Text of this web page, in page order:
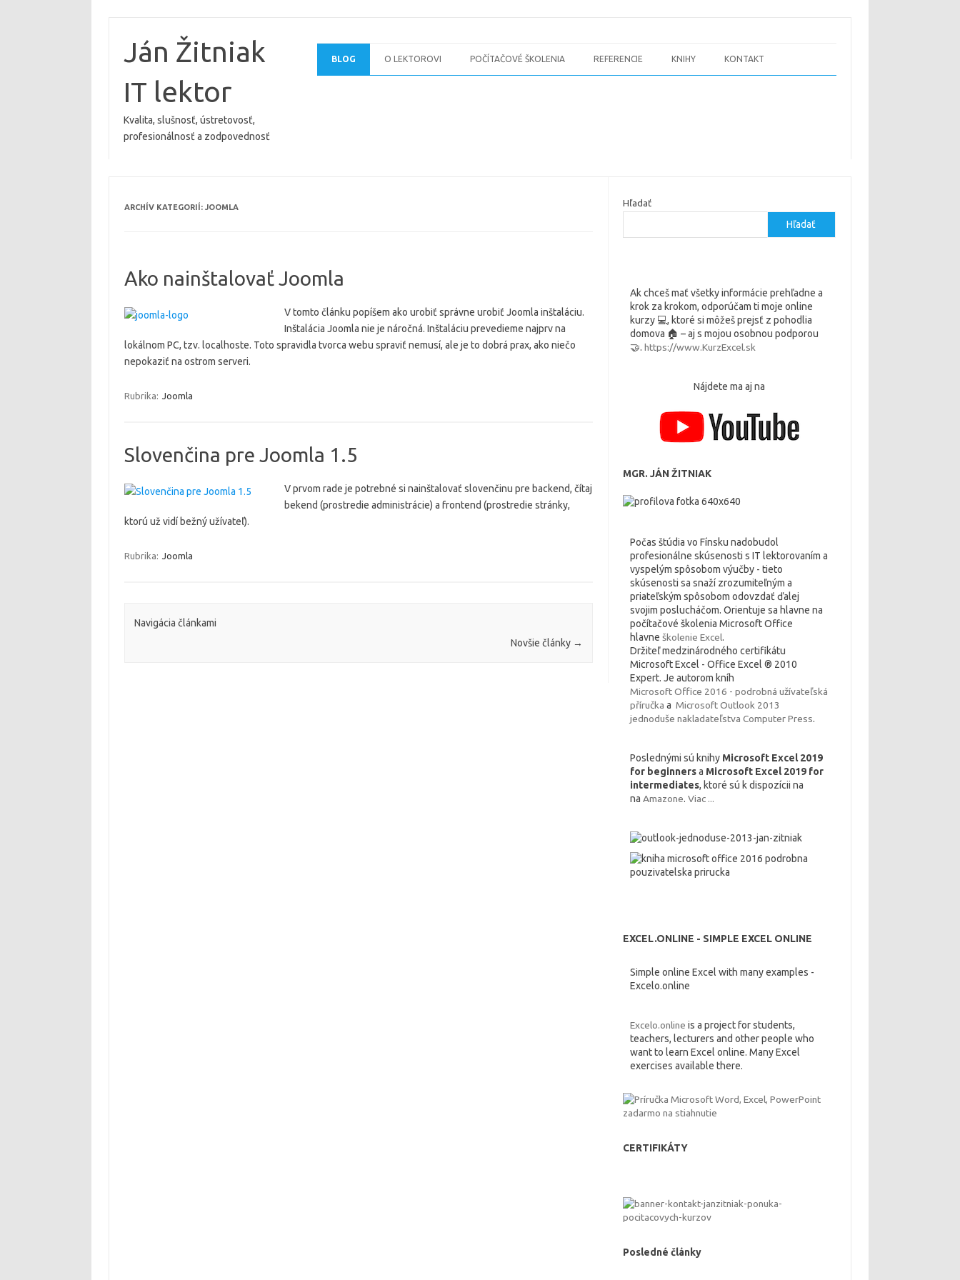
obsahJán Žitniak
IT lektor
Kvalita, slušnosť, ústretovosť,
profesionálnosť a zodpovednosť
BLOG O LEKTOROVI POČÍTAČOVÉ ŠKOLENIA REFERENCIE KNIHY KONTAKT
ARCHÍV KATEGORIÍ: JOOMLA
Ako nainštalovať Joomla
V tomto článku popíšem ako urobiť správne urobiť Joomla inštaláciu.
Inštalácia Joomla nie je náročná. Inštaláciu prevedieme najprv na
lokálnom PC, tzv. localhoste. Toto spravidla tvorca webu spraviť nemusí, ale je to dobrá prax, ako niečo
nepokaziť na ostrom serveri.
Rubrika: Joomla
Slovenčina pre Joomla 1.5
V prvom rade je potrebné si nainštalovať slovenčinu pre backend, čítaj
bekend (prostredie administrácie) a frontend (prostredie stránky,
ktorú už vidí bežný užívateľ).
Rubrika: Joomla
Navigácia článkami
Novšie články →
Hľadať
Hľadať
Ak chceš mať všetky informácie prehľadne a
krok za krokom, odporúčam ti moje online
kurzy 💻, ktoré si môžeš prejsť z pohodlia
domova 🏠 – aj s mojou osobnou podporou
🤝.https://www.KurzExcel.sk
Nájdete ma aj na
MGR. JÁN ŽITNIAK
Počas štúdia vo Fínsku nadobudol
profesionálne skúsenosti s IT lektorovaním a
vyspelým spôsobom výučby - tieto
skúsenosti sa snaží zrozumiteľným a
priateľským spôsobom odovzdať ďalej
svojim poslucháčom. Orientuje sa hlavne na
počítačové školenia Microsoft Office
hlavneškolenie Excel.
Držiteľ medzinárodného certifikátu
Microsoft Excel - Office Excel ® 2010
Expert. Je autorom kníh
Microsoft Office 2016 - podrobná užívateľská
příručka aMicrosoft Outlook 2013
jednoduše nakladateľstva Computer Press.
Poslednými sú knihy Microsoft Excel 2019
for beginnersa Microsoft Excel 2019 for
intermediates, ktoré sú k dispozícii na
naAmazone.Viac ...
EXCEL.ONLINE - SIMPLE EXCEL ONLINE
Simple online Excel with many examples -
Excelo.online
Excelo.online is a project for students,
teachers, lecturers and other people who
want to learn Excel online. Many Excel
exercises available there.
CERTIFIKÁTY
Posledné články